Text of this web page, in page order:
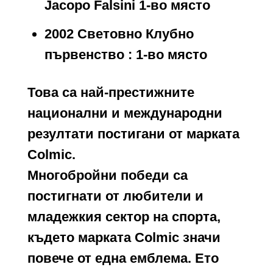
Jacopo Falsini 1-во място
2002 Световно Клубно
първенство : 1-во място
Това са най-престижните
национални и международни
резултати постигани от марката
Colmic.
Многобройни победи са
постигнати от любители и
младежкия сектор на спорта,
където марката Colmic значи
повече от една емблема. Ето